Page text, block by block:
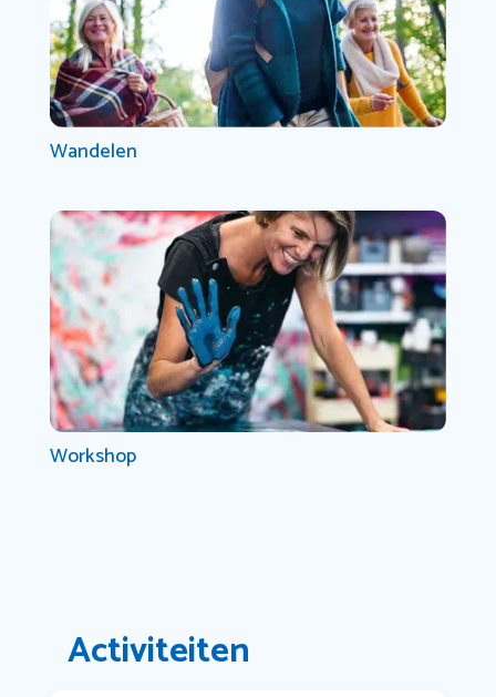
Wandelen
Workshop
Activiteiten